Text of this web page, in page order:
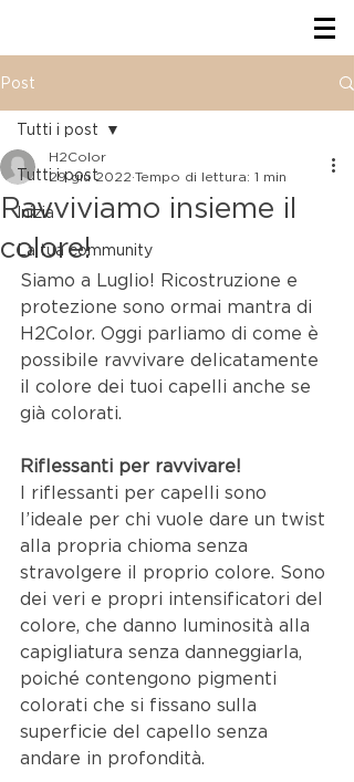
Post
Tutti i post
Inizia
La tua community
Tutti i post
Ravviviamo insieme il
colore!
H2Color
29 giu 2022 Tempo di lettura: 1 min
Siamo a Luglio! Ricostruzione e
protezione sono ormai mantra di
H2Color. Oggi parliamo di come è
possibile ravvivare delicatamente
il colore dei tuoi capelli anche se
già colorati.
Riflessanti per ravvivare!
I riflessanti per capelli sono
l’ideale per chi vuole dare un twist
alla propria chioma senza
stravolgere il proprio colore. Sono
dei veri e propri intensificatori del
colore, che danno luminosità alla
capigliatura senza danneggiarla,
poiché contengono pigmenti
colorati che si fissano sulla
superficie del capello senza
andare in profondità.